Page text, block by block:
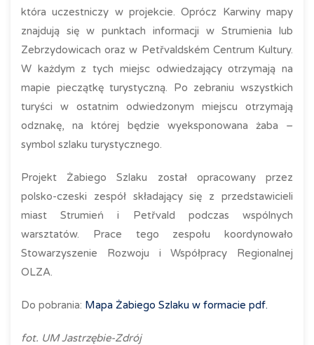
która uczestniczy w projekcie. Oprócz Karwiny mapy
znajdują się w punktach informacji w Strumienia lub
Zebrzydowicach oraz w Petřvaldském Centrum Kultury.
W każdym z tych miejsc odwiedzający otrzymają na
mapie pieczątkę turystyczną. Po zebraniu wszystkich
turyści w ostatnim odwiedzonym miejscu otrzymają
odznakę, na której będzie wyeksponowana żaba –
symbol szlaku turystycznego.
Projekt Żabiego Szlaku został opracowany przez
polsko-czeski zespół składający się z przedstawicieli
miast Strumień i Petřvald podczas wspólnych
warsztatów. Prace tego zespołu koordynowało
Stowarzyszenie Rozwoju i Współpracy Regionalnej
OLZA.
Do pobrania: Mapa Żabiego Szlaku w formacie pdf.
fot. UM Jastrzębie-Zdrój